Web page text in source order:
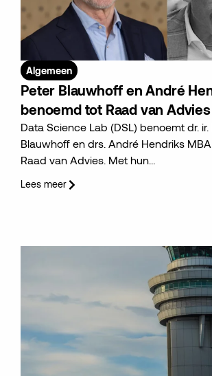
Algemeen
Peter Blauwhoff en André
benoemd tot Raad van Advies
Data Science Lab (DSL) benoemt dr. ir.
Blauwhoff en drs. André Hendriks
Raad van Advies. Met hun…
Lees meer